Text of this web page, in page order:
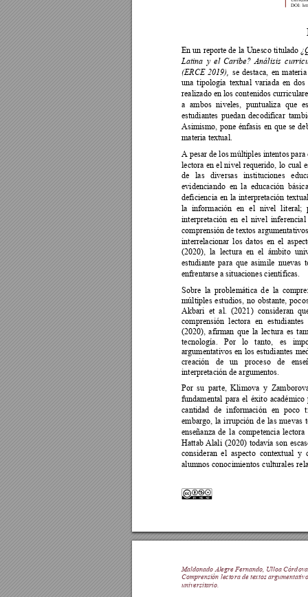
DOI:
En un reporte de la Unesco titulado
Latina y el Caribe? Análisis
(ERCE 2019), se destaca, en
una tipología textual variada en dos
realizado en los contenidos
a ambos niveles, puntualiza que
estudiantes puedan decodificar
Asimismo, pone énfasis en que se
materia textual.
A pesar de los múltiples intentos
lectora en el nivel requerido, lo cual
de las diversas instituciones
evidenciando  en la  educación
deficiencia en la interpretación
la información en el nivel literal;
interpretación en el nivel inferencial
comprensión de textos
interrelacionar los datos en el
(2020),  la  lectura  en  el  ámbito
estudiante para que asimile nuevas
enfrentarse a situaciones científicas.
Sobre la  problemática de la
múltiples estudios, no obstante,
Akbari et al. (2021) consideran
comprensión lectora en estudiantes
(2020), afirman que la lectura es t
tecnología.
Por lo tanto, es
argumentativos en los estudiantes
creación
de un proceso de
interpretación de argumentos.
Por su  parte, Klimova  y
fundamental para el éxito académico
cantidad de información en poco
embargo, la irrupción de las nuevas
enseñanza de la competencia lectora
Hattab Alali (2020) todavía son
consideran el  aspecto  contextual y
alumnos conocimientos culturales
Maldonado Alegre Fernando, Ulloa Córd
Comprensión lectora de textos
universitario.